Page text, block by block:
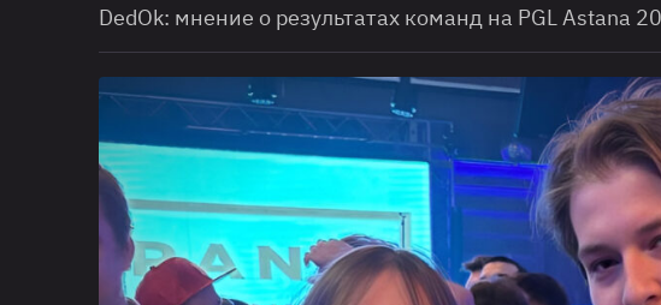
DedOk: мнение о результатах команд на PGL Astana